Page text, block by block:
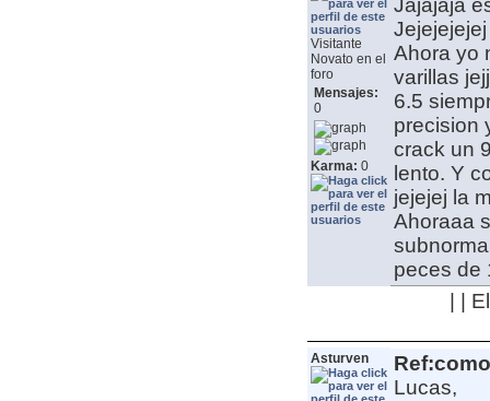
Visitante
Novato en el
foro
Mensajes:
0
Karma: 0
Jajajaja
Ahora yo
varillas
6.5
precision
crack un
lento. Y
jejejej la
Ahoraaa
peces de
| |
Asturven
Lucas,